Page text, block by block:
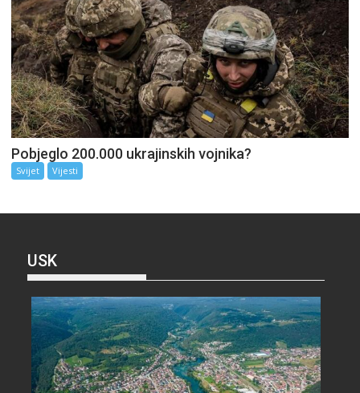
Pobjeglo 200.000 ukrajinskih vojnika?
Svijet Vijesti
USK